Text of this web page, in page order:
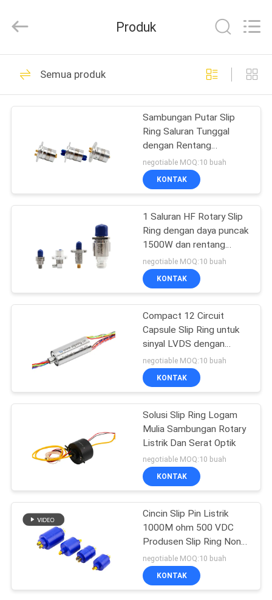
RUMAH
PRODUK
TAMPILAN
TENTANG
WISATA
KUALITAS
KAMI
QUOTE
REQUEST
SITEMAP
PRIVACY
Reserved.
Cincin Slip Putar
39
Cincin Slip Kapsul
141
Cincin Slip Sinyal
15
Sambungan Putar
Serat Optik
28
Produk
Semua produk
Sambungan Putar Slip
Ring Saluran Tunggal
dengan Rentang
Frekuensi DC hingga 18
GHz dan Casing Baja
Tahan Karat
negotiable MOQ:10 buah
KONTAK
1 Saluran HF Rotary Slip
Ring dengan daya puncak
1500W dan rentang
frekuensi 18 GHz
negotiable MOQ:10 buah
KONTAK
Compact 12 Circuit
Capsule Slip Ring untuk
sinyal LVDS dengan
kontak emas ke emas
negotiable MOQ:10 buah
KONTAK
Solusi Slip Ring Logam
Mulia Sambungan Rotary
Listrik Dan Serat Optik
negotiable MOQ:10 buah
KONTAK
Cincin Slip Pin Listrik
1000M ohm 500 VDC
Produsen Slip Ring Non
Mercury
negotiable MOQ:10 buah
KONTAK